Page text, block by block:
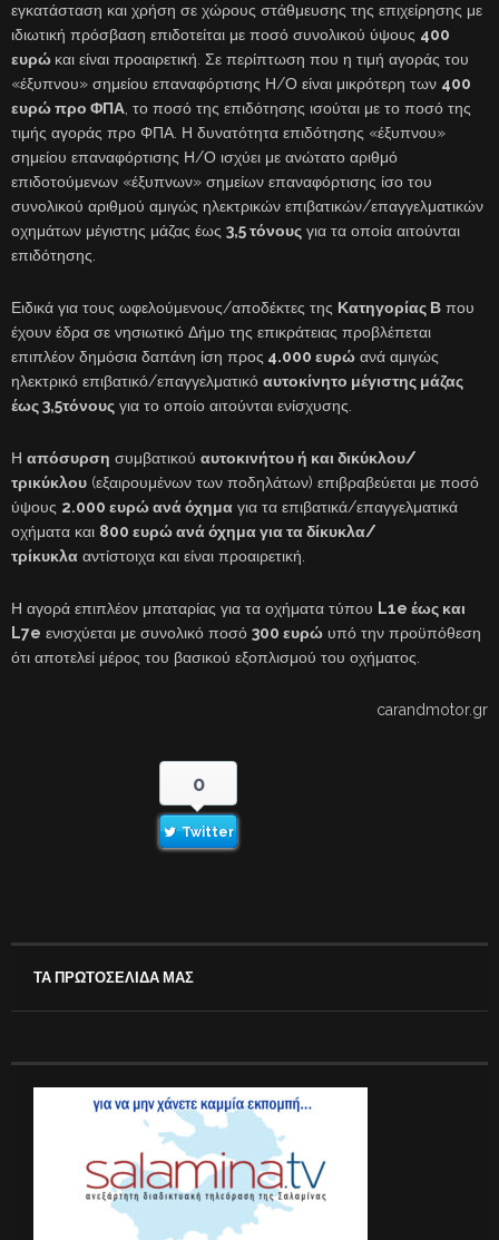
εγκατάσταση και χρήση σε χώρους στάθμευσης της επιχείρησης με
ιδιωτική πρόσβαση επιδοτείται με ποσό συνολικού ύψους 400
ευρώ και είναι προαιρετική. Σε περίπτωση που η τιμή αγοράς του
«έξυπνου» σημείου επαναφόρτισης Η/Ο είναι μικρότερη των 400
ευρώ προ ΦΠΑ, το ποσό της επιδότησης ισούται με το ποσό της
τιμής αγοράς προ ΦΠΑ. Η δυνατότητα επιδότησης «έξυπνου»
σημείου επαναφόρτισης Η/Ο ισχύει με ανώτατο αριθμό
επιδοτούμενων «έξυπνων» σημείων επαναφόρτισης ίσο του
συνολικού αριθμού αμιγώς ηλεκτρικών επιβατικών/επαγγελματικών
οχημάτων μέγιστης μάζας έως 3,5 τόνους για τα οποία αιτούνται
επιδότησης.
Ειδικά για τους ωφελούμενους/αποδέκτες της Κατηγορίας Β που
έχουν έδρα σε νησιωτικό Δήμο της επικράτειας προβλέπεται
επιπλέον δημόσια δαπάνη ίση προς 4.000 ευρώ ανά αμιγώς
ηλεκτρικό επιβατικό/επαγγελματικό αυτοκίνητο μέγιστης μάζας
έως 3,5τόνους για το οποίο αιτούνται ενίσχυσης.
Η απόσυρση συμβατικού αυτοκινήτου ή και δικύκλου/
τρικύκλου (εξαιρουμένων των ποδηλάτων) επιβραβεύεται με ποσό
ύψους 2.000 ευρώ ανά όχημα για τα επιβατικά/επαγγελματικά
οχήματα και 800 ευρώ ανά όχημα για τα δίκυκλα/
τρίκυκλα αντίστοιχα και είναι προαιρετική.
Η αγορά επιπλέον μπαταρίας για τα οχήματα τύπου L1e έως και
L7e ενισχύεται με συνολικό ποσό 300 ευρώ υπό την προϋπόθεση
ότι αποτελεί μέρος του βασικού εξοπλισμού του οχήματος.
carandmotor.gr
0
Twitter
ΤΑ ΠΡΩΤΟΣΕΛΙΔΑ ΜΑΣ